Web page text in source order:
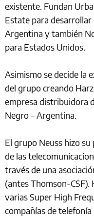
existente. Fundan
Estate para
Argentina y también
para Estados Unidos.
Asimismo se decide la
del grupo creando
empresa distribuidora
Negro – Argentina.
El grupo Neuss hizo
de las
través de una
(antes Thomson-CSF).
varias Super High
compañías de